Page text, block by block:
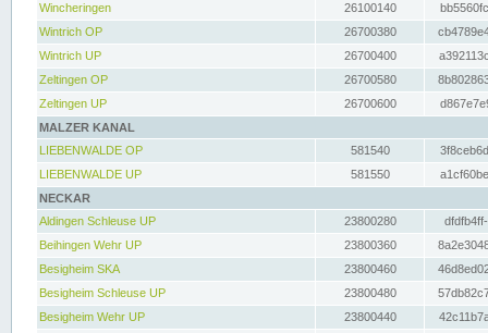
Wincheringen
26100140
Wintrich OP
26700380
Wintrich UP
26700400
Zeltingen OP
26700580
Zeltingen UP
26700600
MALZER KANAL
LIEBENWALDE OP
581540
LIEBENWALDE UP
581550
NECKAR
Aldingen Schleuse UP
23800280
Beihingen Wehr UP
23800360
Besigheim SKA
23800460
Besigheim Schleuse UP
23800480
Besigheim Wehr UP
23800440